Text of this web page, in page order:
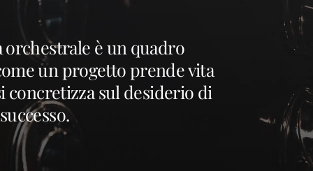
è un quadro
un progetto prende vita
concretizza sul desiderio di